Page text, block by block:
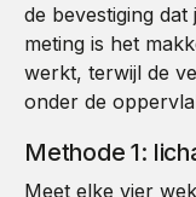
de bevestiging
meting is het
werkt, terwijl de
onder de
Methode 1:
Meet elke vier